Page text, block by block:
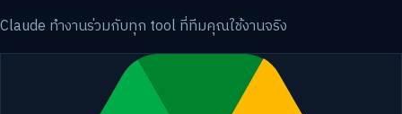
Claude ทำงานร่วมกับทุก tool ที่ทีมคุณใช้งานจริง